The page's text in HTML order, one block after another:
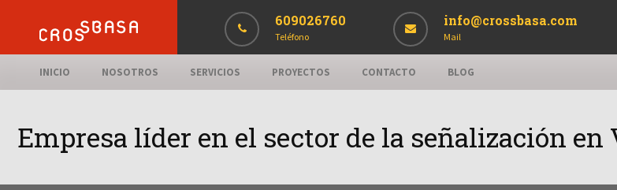
609026760
Teléfono
info@crossbasa.com
Mail
INICIO NOSOTROS SERVICIOS PROYECTOS CONTACTO BLOG
Empresa líder en el sector de la señalización